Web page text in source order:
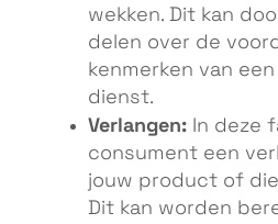
wekken. Dit kan
delen over de
kenmerken van
dienst.
Verlangen: In deze
consument een
jouw product of
Dit kan worden